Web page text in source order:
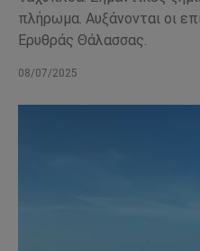
πλήρωμα. Αυξάνονται οι
Ερυθράς Θάλασσας.
08/07/2025